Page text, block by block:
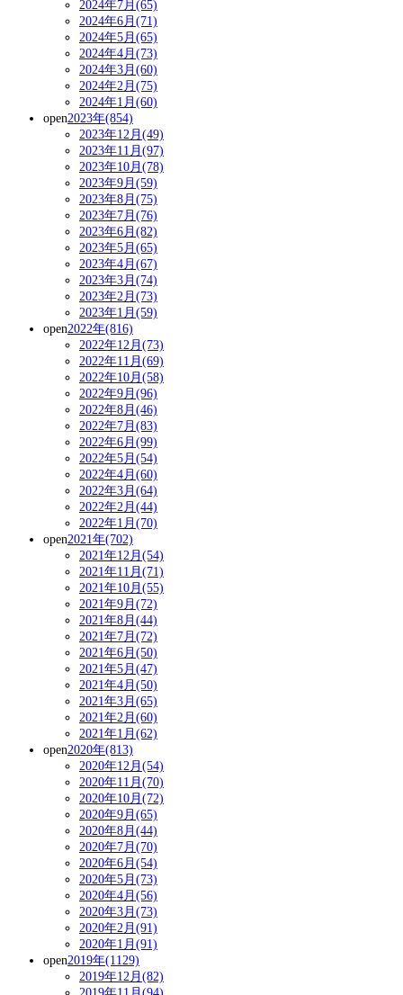
2024年7月(65)
2024年6月(71)
2024年5月(65)
2024年4月(73)
2024年3月(60)
2024年2月(75)
2024年1月(60)
open2023年(854)
2023年12月(49)
2023年11月(97)
2023年10月(78)
2023年9月(59)
2023年8月(75)
2023年7月(76)
2023年6月(82)
2023年5月(65)
2023年4月(67)
2023年3月(74)
2023年2月(73)
2023年1月(59)
open2022年(816)
2022年12月(73)
2022年11月(69)
2022年10月(58)
2022年9月(96)
2022年8月(46)
2022年7月(83)
2022年6月(99)
2022年5月(54)
2022年4月(60)
2022年3月(64)
2022年2月(44)
2022年1月(70)
open2021年(702)
2021年12月(54)
2021年11月(71)
2021年10月(55)
2021年9月(72)
2021年8月(44)
2021年7月(72)
2021年6月(50)
2021年5月(47)
2021年4月(50)
2021年3月(65)
2021年2月(60)
2021年1月(62)
open2020年(813)
2020年12月(54)
2020年11月(70)
2020年10月(72)
2020年9月(65)
2020年8月(44)
2020年7月(70)
2020年6月(54)
2020年5月(73)
2020年4月(56)
2020年3月(73)
2020年2月(91)
2020年1月(91)
open2019年(1129)
2019年12月(82)